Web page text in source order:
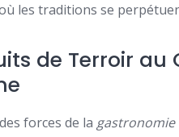
les traditions se
de Terroir
forces de la